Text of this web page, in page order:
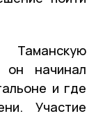
он начинал
и где
Участие